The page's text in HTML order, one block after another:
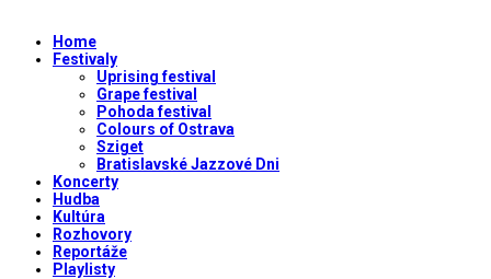
Home
Festivaly
Uprising festival
Grape festival
Pohoda festival
Colours of Ostrava
Sziget
Bratislavské Jazzové Dni
Koncerty
Hudba
Kultúra
Rozhovory
Reportáže
Playlisty